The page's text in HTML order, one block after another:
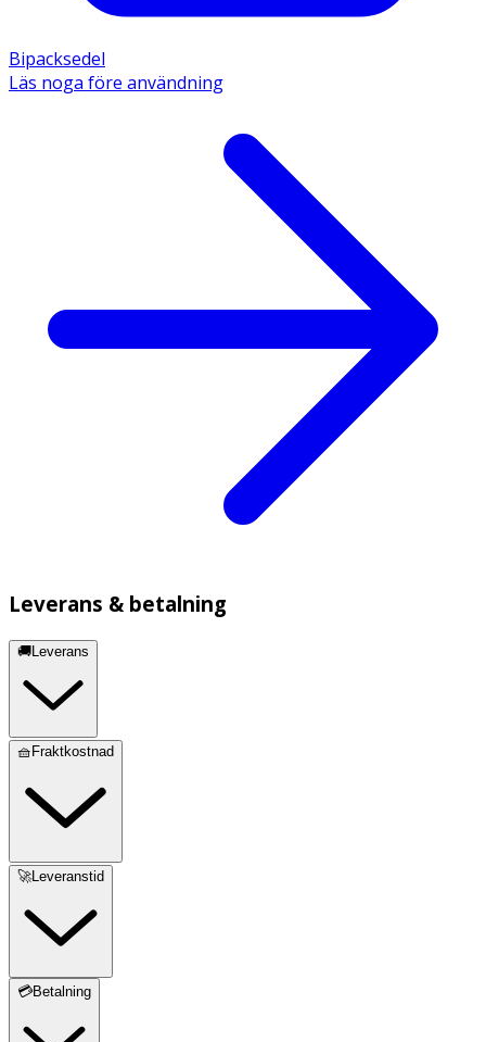
Bipacksedel
Läs noga före användning
Leverans & betalning
🚚Leverans
🧺Fraktkostnad
🚀Leveranstid
💳Betalning